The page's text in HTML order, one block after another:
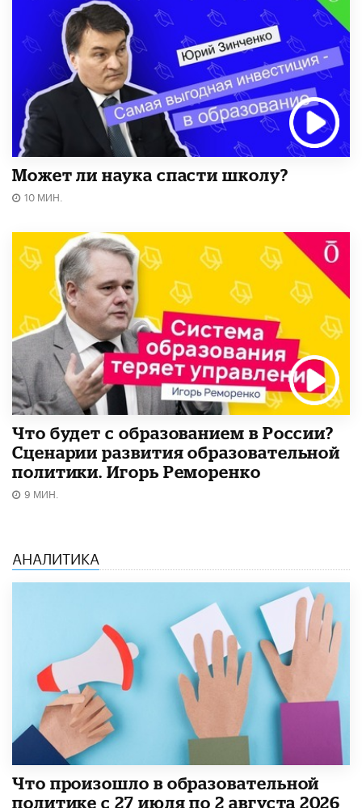
Может ли наука спасти школу?
10 МИН.
Что будет с образованием в России?
Сценарии развития образовательной
политики. Игорь Реморенко
9 МИН.
АНАЛИТИКА
​Что произошло в образовательной
политике с 27 июля по 2 августа 2026